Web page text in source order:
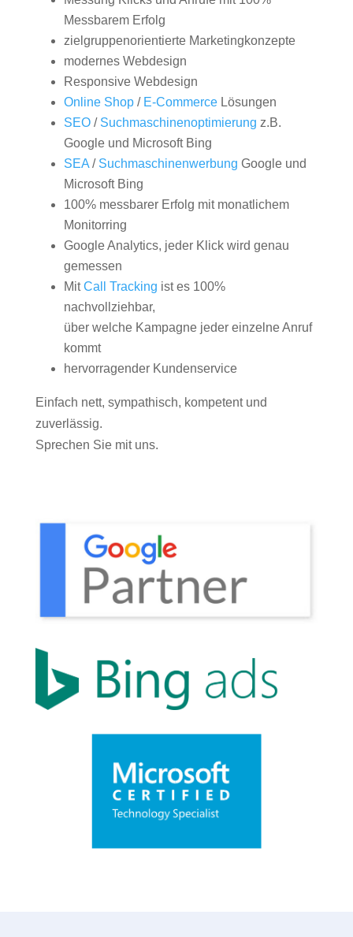
Messbarem Erfolg
zielgruppenorientierte Marketingkonzepte
modernes Webdesign
Responsive Webdesign
Online Shop/ E-CommerceLösungen
SEO/ Suchmaschinenoptimierung z.B.
Google und Microsoft Bing
SEA/ Suchmaschinenwerbung Google und
Microsoft Bing
100% messbarer Erfolg mit monatlichem
Monitorring
Google Analytics, jeder Klick wird genau
gemessen
MitCall Tracking ist es 100%
nachvollziehbar,
über welche Kampagne jeder einzelne Anruf
kommt
hervorragender Kundenservice
Einfach nett, sympathisch, kompetent und
zuverlässig.
Sprechen Sie mit uns.